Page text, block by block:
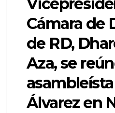
Cámara de
de RD,
Aza, se
Álvarez en